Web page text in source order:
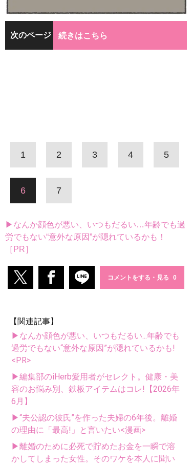
次のページ 続きはこちら
1 2 3 4 5
6 7
▶なんか顔色が悪い、いつもだるい…年齢でも過
労でもない“意外な原因”が隠れているかも！
［PR］
コメントをする・見る
【関連記事】
▶なんか顔色が悪い、いつもだるい...年齢でも
過労でもない“意外な原因”が隠れているかも!
<PR>
▶編集部のiHerb愛用者がセレクト。健康・美
容のお悩み別、鉄板アイテムはコレ!【2026年
6月】
▶“夫公認の彼氏”を作った夫婦の6年後。離婚
の理由に「最高!」と言いたい<漫画>
▶離婚のために必死で貯めたお金を一瞬で溶
かしてしまった女性。そのワケを本人に聞い